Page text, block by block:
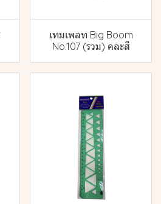
เทมเพลท Big Boom
No.107 (รวม) คละสี